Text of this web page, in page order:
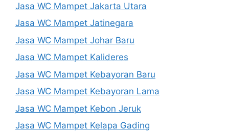
Jasa WC Mampet Jakarta Utara
Jasa WC Mampet Jatinegara
Jasa WC Mampet Johar Baru
Jasa WC Mampet Kalideres
Jasa WC Mampet Kebayoran Baru
Jasa WC Mampet Kebayoran Lama
Jasa WC Mampet Kebon Jeruk
Jasa WC Mampet Kelapa Gading